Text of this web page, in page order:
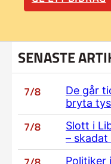
SENASTE
7/8
De går
bryta
7/8
Slott i
– skadat
Politiker